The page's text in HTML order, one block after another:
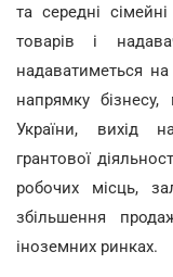
та середні
товарів і
надаватиметься на
напрямку бізнесу,
України, вихід
грантової
робочих місць,
збільшення
іноземних ринках.